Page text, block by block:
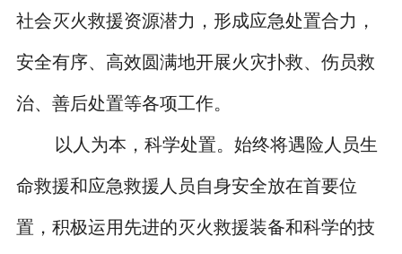
社会灭火救援资源潜力，形成应急处置合力，
安全有序、高效圆满地开展火灾扑救、伤员救
治、善后处置等各项工作。
以人为本，科学处置。始终将遇险人员生
命救援和应急救援人员自身安全放在首要位
置，积极运用先进的灭火救援装备和科学的技